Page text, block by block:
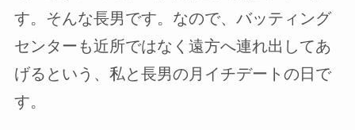
す。そんな長男です。なので、バッティング
センターも近所ではなく遠方へ連れ出してあ
げるという、私と長男の月イチデートの日で
す。